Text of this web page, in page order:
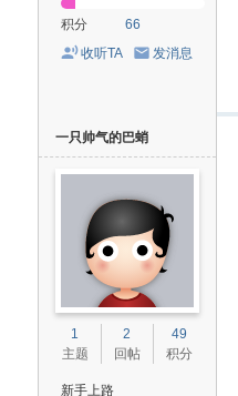
积分
66
收听TA
发消息
一只帅气的巴蛸
1
主题
2
回帖
49
积分
新手上路